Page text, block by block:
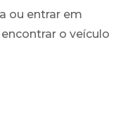
ou entrar em
o veículo